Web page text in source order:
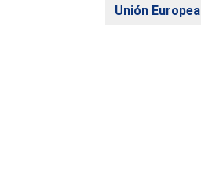
Unión Europea